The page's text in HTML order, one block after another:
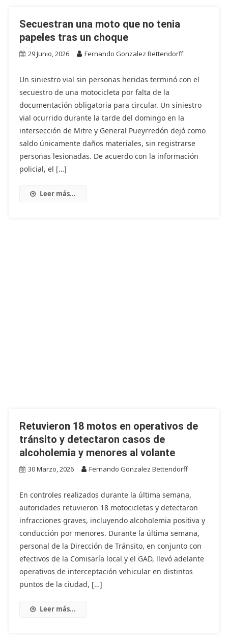
Secuestran una moto que no tenia
papeles tras un choque
29 Junio, 2026 Fernando Gonzalez Bettendorff
Un siniestro vial sin personas heridas terminó con el
secuestro de una motocicleta por falta de la
documentación obligatoria para circular. Un siniestro
vial ocurrido durante la tarde del domingo en la
intersección de Mitre y General Pueyrredón dejó como
saldo únicamente daños materiales, sin registrarse
personas lesionadas. De acuerdo con la información
policial, el […]
Leer más...
Retuvieron 18 motos en operativos de
tránsito y detectaron casos de
alcoholemia y menores al volante
30 Marzo, 2026 Fernando Gonzalez Bettendorff
En controles realizados durante la última semana,
autoridades retuvieron 18 motocicletas y detectaron
infracciones graves, incluyendo alcoholemia positiva y
conducción por menores. Durante la última semana,
personal de la Dirección de Tránsito, en conjunto con
efectivos de la Comisaría local y el GAD, llevó adelante
operativos de interceptación vehicular en distintos
puntos de la ciudad, […]
Leer más...